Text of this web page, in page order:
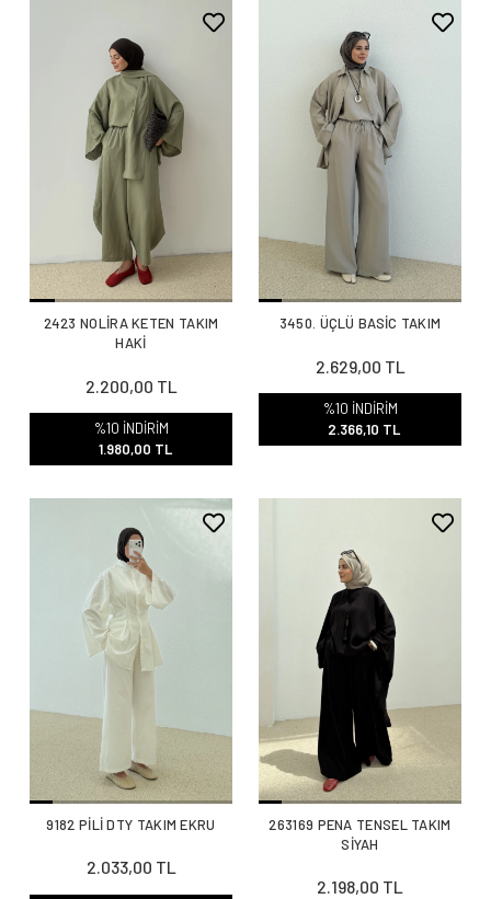
2423 NOLİRA KETEN TAKIM
HAKİ
2.200,00 TL
%10 İNDİRİM
1.980,00 TL
3450. ÜÇLÜ BASİC TAKIM
2.629,00 TL
%10 İNDİRİM
2.366,10 TL
9182 PİLİ DTY TAKIM EKRU
2.033,00 TL
263169 PENA TENSEL TAKIM
SİYAH
2.198,00 TL